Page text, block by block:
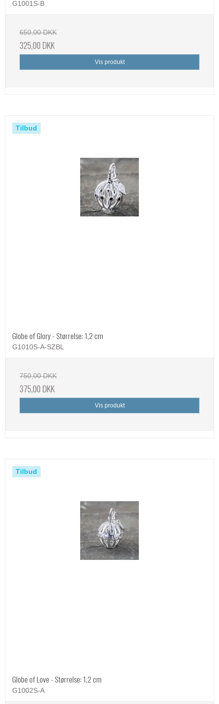
G1001S-B
650,00 DKK
325,00 DKK
Vis produkt
Tilbud
Globe of Glory - Størrelse: 1,2 cm
G1010S-A-SZBL
750,00 DKK
375,00 DKK
Vis produkt
Tilbud
Globe of Love - Størrelse: 1,2 cm
G1002S-A